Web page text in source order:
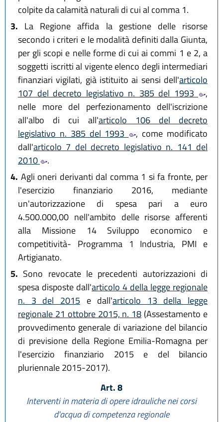
colpite da calamità naturali di cui al comma 1.
3. La Regione affida la gestione delle risorse
secondo i criteri e le modalità definiti dalla Giunta,
per gli scopi e nelle forme di cui ai commi 1 e 2, a
soggetti iscritti al vigente elenco degli intermediari
finanziari vigilati, già istituito ai sensi dell'articolo
107 del decreto legislativo n. 385 del 1993
,
nelle more del perfezionamento dell'iscrizione
all'albo di cui all'articolo 106 del decreto
legislativo n. 385 del 1993
, come modificato
dall'articolo 7 del decreto legislativo n. 141 del
2010
.
4. Agli oneri derivanti dal comma 1 si fa fronte, per
l'esercizio finanziario 2016, mediante
un'autorizzazione di spesa pari a euro
4.500.000,00 nell'ambito delle risorse afferenti
alla Missione 14 Sviluppo economico e
competitività- Programma 1 Industria, PMI e
Artigianato.
5. Sono revocate le precedenti autorizzazioni di
spesa disposte dall'articolo 4 della legge regionale
n. 3 del 2015 e dall'articolo 13 della legge
regionale 21 ottobre 2015, n. 18 (Assestamento e
provvedimento generale di variazione del bilancio
di previsione della Regione Emilia-Romagna per
l'esercizio finanziario 2015 e del bilancio
pluriennale 2015-2017).
Art. 8
Interventi in materia di opere idrauliche nei corsi
d'acqua di competenza regionale